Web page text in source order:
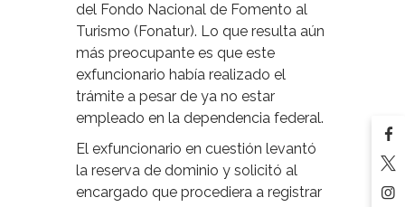
del Fondo Nacional de Fomento al
Turismo (Fonatur). Lo que resulta aún
más preocupante es que este
exfuncionario había realizado el
trámite a pesar de ya no estar
empleado en la dependencia federal.
El exfuncionario en cuestión levantó
la reserva de dominio y solicitó al
encargado que procediera a registrar